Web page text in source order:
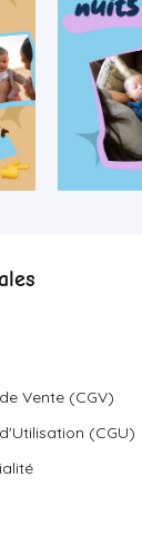
Vente (CGV)
(CGU)